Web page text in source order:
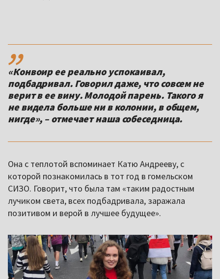
,,
«Конвоир ее реально успокаивал,
подбадривал. Говорил даже, что совсем не
верит в ее вину. Молодой парень. Такого я
не видела больше ни в колонии, в общем,
нигде», – отмечает наша собеседница.
Она с теплотой вспоминает Катю Андрееву, с
которой познакомилась в тот год в гомельском
СИЗО. Говорит, что была там «таким радостным
лучиком света, всех подбадривала, заражала
позитивом и верой в лучшее будущее».